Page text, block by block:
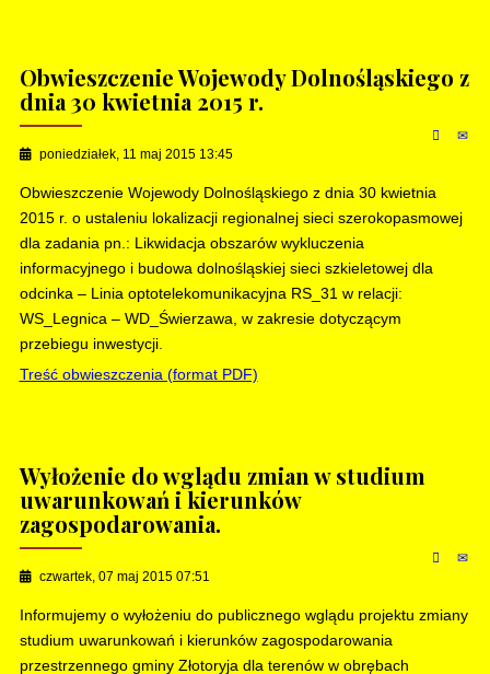
Obwieszczenie Wojewody Dolnośląskiego z
dnia 30 kwietnia 2015 r.
poniedziałek, 11 maj 2015 13:45
Obwieszczenie Wojewody Dolnośląskiego z dnia 30 kwietnia
2015 r. o ustaleniu lokalizacji regionalnej sieci szerokopasmowej
dla zadania pn.: Likwidacja obszarów wykluczenia
informacyjnego i budowa dolnośląskiej sieci szkieletowej dla
odcinka – Linia optotelekomunikacyjna RS_31 w relacji:
WS_Legnica – WD_Świerzawa, w zakresie dotyczącym
przebiegu inwestycji.
Treść obwieszczenia (format PDF)
Wyłożenie do wglądu zmian w studium
uwarunkowań i kierunków
zagospodarowania.
czwartek, 07 maj 2015 07:51
Informujemy o wyłożeniu do publicznego wglądu projektu zmiany
studium uwarunkowań i kierunków zagospodarowania
przestrzennego gminy Złotoryja dla terenów w obrębach